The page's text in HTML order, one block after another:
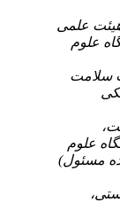
علمی
علوم
سلامت
علوم
مسئول)